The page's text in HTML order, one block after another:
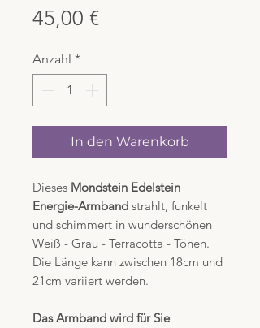
45,00 €Preis
Anzahl *
In den Warenkorb
Dieses Mondstein Edelstein
Energie-Armband strahlt, funkelt
und schimmert in wunderschönen
Weiß - Grau - Terracotta - Tönen.
Die Länge kann zwischen 18cm und
21cm variiert werden.
Das Armband wird für Sie